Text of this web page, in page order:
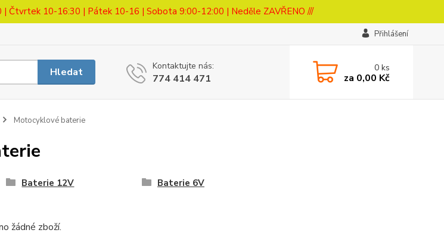
Čtvrtek 10-16:30 | Pátek 10-16 | Sobota 9:00-12:00 | Neděle ZAVŘENO ///
Přihlášení
Hledat Kontaktujte nás:
774 414 471
0ks
za 0,00 Kč
Motocyklové baterie
Baterie 12V Baterie 6V
žádné zboží.